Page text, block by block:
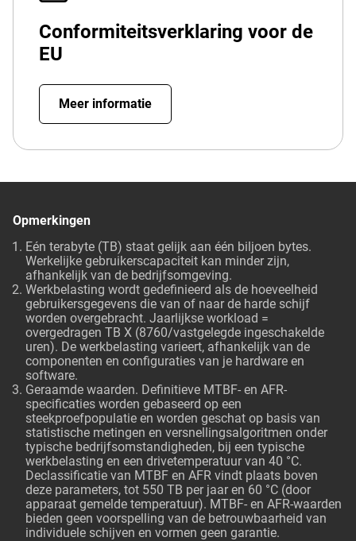
Conformiteitsverklaring voor de
EU
Meer informatie
Opmerkingen
Eén terabyte (TB) staat gelijk aan één biljoen bytes.
Werkelijke gebruikerscapaciteit kan minder zijn,
afhankelijk van de bedrijfsomgeving.
Werkbelasting wordt gedefinieerd als de hoeveelheid
gebruikersgegevens die van of naar de harde schijf
worden overgebracht. Jaarlijkse workload =
overgedragen TB X (8760/vastgelegde ingeschakelde
uren). De werkbelasting varieert, afhankelijk van de
componenten en configuraties van je hardware en
software.
Geraamde waarden. Definitieve MTBF- en AFR-
specificaties worden gebaseerd op een
steekproefpopulatie en worden geschat op basis van
statistische metingen en versnellingsalgoritmen onder
typische bedrijfsomstandigheden, bij een typische
werkbelasting en een drivetemperatuur van 40 °C.
Declassificatie van MTBF en AFR vindt plaats boven
deze parameters, tot 550 TB per jaar en 60 °C (door
apparaat gemelde temperatuur). MTBF- en AFR-waarden
bieden geen voorspelling van de betrouwbaarheid van
individuele schijven en vormen geen garantie.